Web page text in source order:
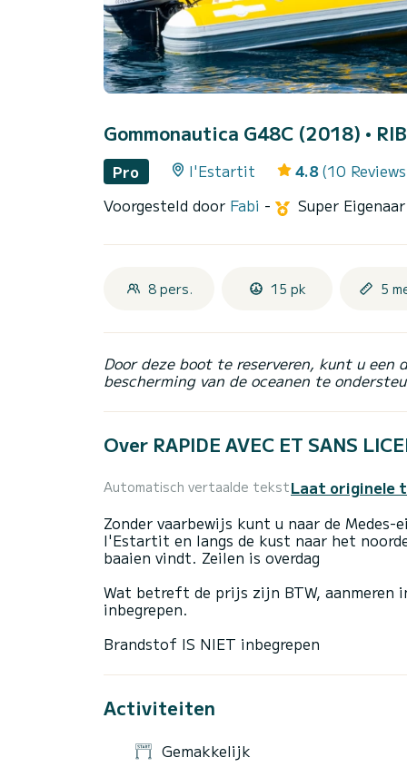
Gommonautica G48C (2018) •
Pro l'Estartit 4.8 (10
Voorgesteld door Fabi - Super
8 pers. 15 pk 5
Door deze boot te reserveren, kunt u een
bescherming van de oceanen te
Over RAPIDE AVEC ET SANS
Automatisch vertaalde tekstLaat originele
Zonder vaarbewijs kunt u naar de
l'Estartit en langs de kust naar het
baaien vindt. Zeilen is overdag
Wat betreft de prijs zijn BTW, aanmeren
inbegrepen.
Activiteiten
Gemakkelijk